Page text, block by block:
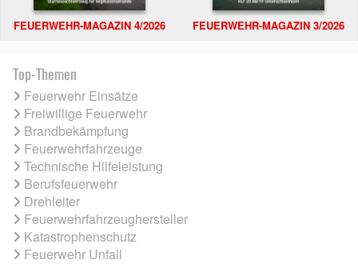
FEUERWEHR-MAGAZIN 4/2026 FEUERWEHR-MAGAZIN 3/2026
Top-Themen
Feuerwehr Einsätze
Freiwillige Feuerwehr
Brandbekämpfung
Feuerwehrfahrzeuge
Technische Hilfeleistung
Berufsfeuerwehr
Drehleiter
Feuerwehrfahrzeughersteller
Katastrophenschutz
Feuerwehr Unfall